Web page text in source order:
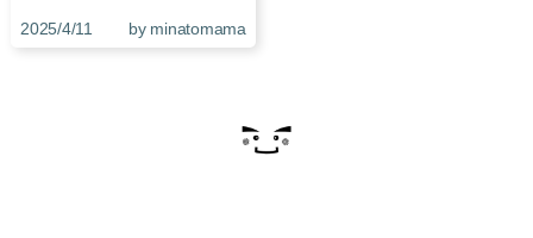
2025/4/11 by minatomama